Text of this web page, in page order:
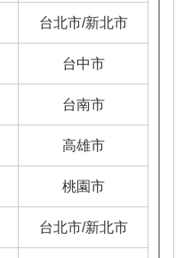
台北市/新北市
台中市
台南市
高雄市
桃園市
台北市/新北市